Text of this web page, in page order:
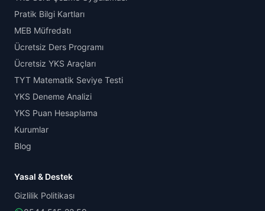
Pratik Bilgi Kartları
MEB Müfredatı
Ücretsiz Ders Programı
Ücretsiz YKS Araçları
TYT Matematik Seviye Testi
YKS Deneme Analizi
YKS Puan Hesaplama
Kurumlar
Blog
Yasal & Destek
Gizlilik Politikası